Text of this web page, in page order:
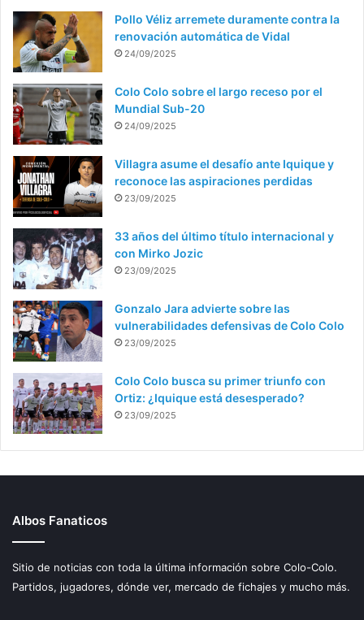
Pollo Véliz arremete duramente contra la
renovación automática de Vidal
24/09/2025
Colo Colo sobre el largo receso por el
Mundial Sub-20
24/09/2025
Villagra asume el desafío ante Iquique y
reconoce las aspiraciones perdidas
23/09/2025
33 años del último título internacional y
con Mirko Jozic
23/09/2025
Gonzalo Jara advierte sobre las
vulnerabilidades defensivas de Colo Colo
23/09/2025
Colo Colo busca su primer triunfo con
Ortiz: ¿Iquique está desesperado?
23/09/2025
Albos Fanaticos
Sitio de noticias con toda la última información sobre Colo-Colo.
Partidos, jugadores, dónde ver, mercado de fichajes y mucho más.